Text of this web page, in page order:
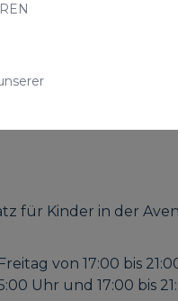
für Kinder in der
von 17:00 bis
Uhr und 17:00 bis